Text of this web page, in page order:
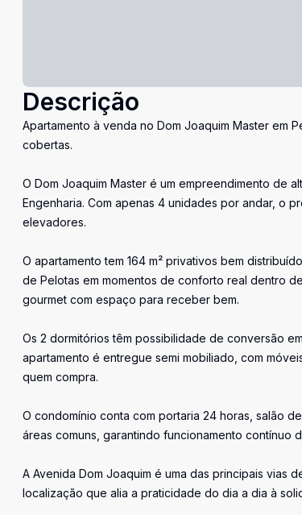
Descrição
Apartamento à venda no Dom Joaquim Master em
cobertas.
O Dom Joaquim Master é um empreendimento de
Engenharia. Com apenas 4 unidades por andar, o
elevadores.
O apartamento tem 164 m² privativos bem
de Pelotas em momentos de conforto real dentro
gourmet com espaço para receber bem.
Os 2 dormitórios têm possibilidade de conversão
apartamento é entregue semi mobiliado, com
quem compra.
O condomínio conta com portaria 24 horas, salão
áreas comuns, garantindo funcionamento contínuo
A Avenida Dom Joaquim é uma das principais vias
localização que alia a praticidade do dia a dia à